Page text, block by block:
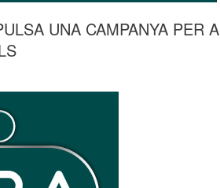
UNA CAMPANYA PER A